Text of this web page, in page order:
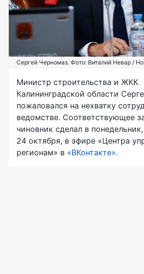
Сергей Черномаз. Фото: Виталий Невар /
Министр строительства и ЖКК
Калининградской области
пожаловался на нехватку
ведомстве. Соответствующее
чиновник сделал в понедельник,
24 октября, в эфире «Центра
регионам» в «ВКонтакте».